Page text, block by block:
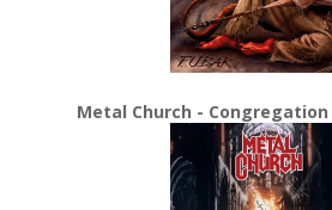
Metal Church -